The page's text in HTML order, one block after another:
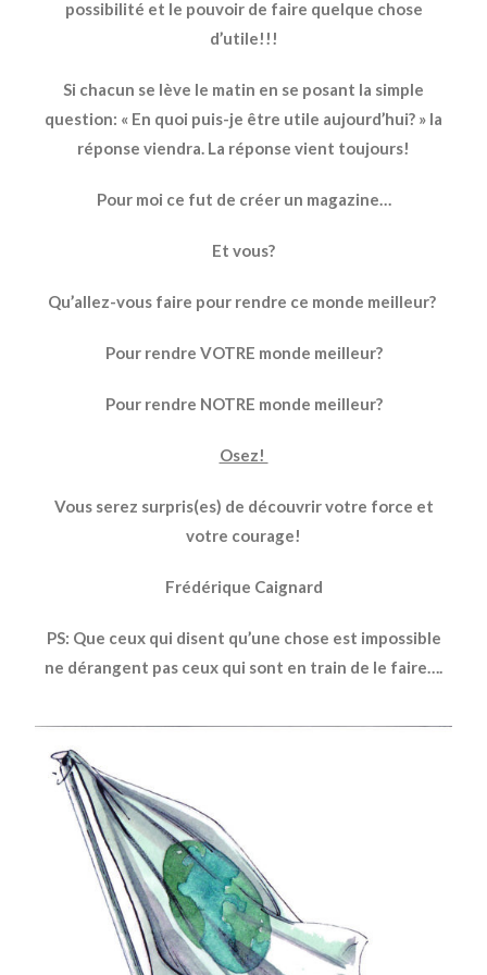
possibilité et le pouvoir de faire quelque chose
d’utile!!!
Si chacun se lève le matin en se posant la simple
question: « En quoi puis-je être utile aujourd’hui? » la
réponse viendra. La réponse vient toujours!
Pour moi ce fut de créer un magazine…
Et vous?
Qu’allez-vous faire pour rendre ce monde meilleur?
Pour rendre VOTRE monde meilleur?
Pour rendre NOTRE monde meilleur?
Osez!
Vous serez surpris(es) de découvrir votre force et
votre courage!
Frédérique Caignard
PS: Que ceux qui disent qu’une chose est impossible
ne dérangent pas ceux qui sont en train de le faire….